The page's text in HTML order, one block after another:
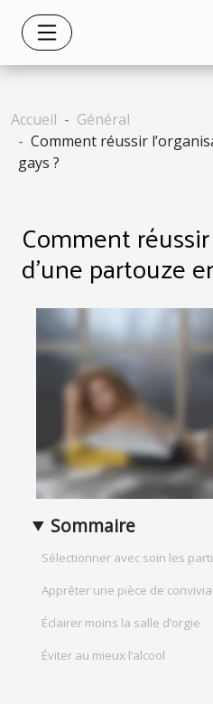
Accueil
Général
Comment réussir
gays ?
Comment
d’une partouze
Sommaire
Sélectionner avec soin les
Apprêter une pièce de
Éclairer moins la salle d’orgie
Éviter au mieux l’alcool